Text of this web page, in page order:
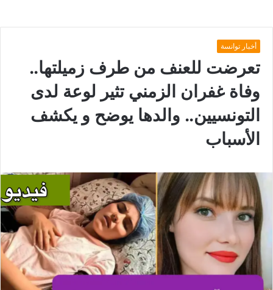
أخبار توانسة
تعرضت للعنف من طرف زميلتها..
وفاة غفران الزمني تثير لوعة لدى
التونسيين.. والدها يوضح و يكشف
الأسباب